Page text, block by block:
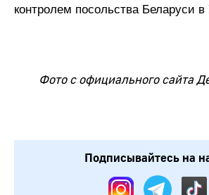
контролем посольства Беларуси в
Фото с официального сайта
Подписывайтесь на